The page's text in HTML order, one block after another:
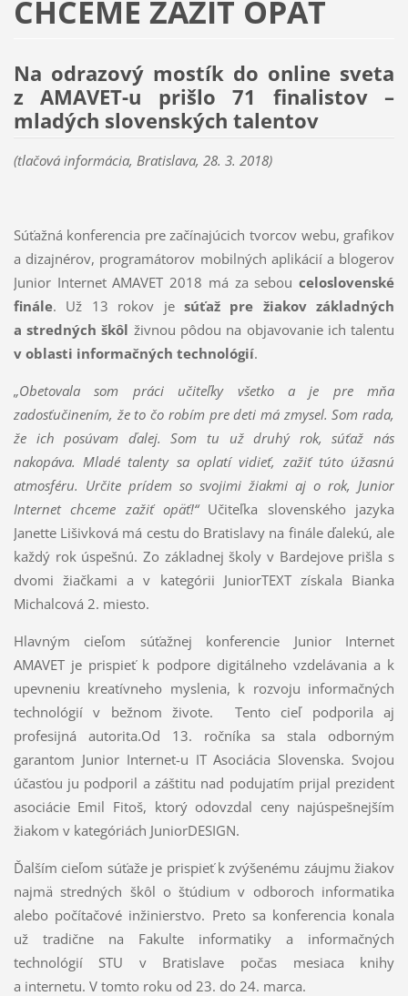
CHCEME ZAŽIŤ OPÄŤ
Na odrazový mostík do online sveta
z AMAVET-u prišlo 71 finalistov –
mladých slovenských talentov
(tlačová informácia, Bratislava, 28. 3. 2018)
Súťažná konferencia pre začínajúcich tvorcov webu, grafikov
a dizajnérov, programátorov mobilných aplikácií a blogerov
Junior Internet AMAVET 2018 má za sebouceloslovenské
finále. Už 13 rokov je súťaž pre žiakov základných
a stredných škôl živnou pôdou na objavovanie ich talentu
v oblasti informačných technológií.
„Obetovala som práci učiteľky všetko a je pre mňa
zadosťučinením, že to čo robím pre deti má zmysel. Som rada,
že ich posúvam ďalej. Som tu už druhý rok, súťaž nás
nakopáva. Mladé talenty sa oplatí vidieť, zažiť túto úžasnú
atmosféru. Určite prídem so svojimi žiakmi aj o rok, Junior
Internet chceme zažiť opäť!“ Učiteľka slovenského jazyka
Janette Lišivková má cestu do Bratislavy na finále ďalekú, ale
každý rok úspešnú. Zo základnej školy v Bardejove prišla s
dvomi žiačkami a v kategórii JuniorTEXT získala Bianka
Michalcová 2. miesto.
Hlavným cieľom súťažnej konferencie Junior Internet
AMAVET je prispieť k podpore digitálneho vzdelávania a k
upevneniu kreatívneho myslenia, k rozvoju informačných
technológií v bežnom živote. Tento cieľ podporila aj
profesijná autorita.Od 13. ročníka sa stala odborným
garantom Junior Internet-u IT Asociácia Slovenska. Svojou
účasťou ju podporil a záštitu nad podujatím prijal prezident
asociácie Emil Fitoš, ktorý odovzdal ceny najúspešnejším
žiakom v kategóriách JuniorDESIGN.
Ďalším cieľom súťaže je prispieť k zvýšenému záujmu žiakov
najmä stredných škôl o štúdium v odboroch informatika
alebo počítačové inžinierstvo. Preto sa konferencia konala
už tradične na Fakulte informatiky a informačných
technológií STU v Bratislave počas mesiaca knihy
a internetu. V tomto roku od 23. do 24. marca.